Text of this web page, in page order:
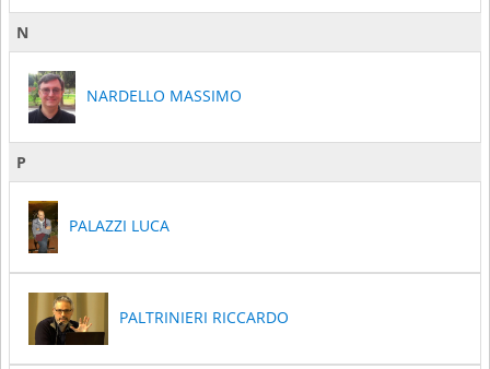
N
NARDELLO MASSIMO
P
PALAZZI LUCA
PALTRINIERI RICCARDO